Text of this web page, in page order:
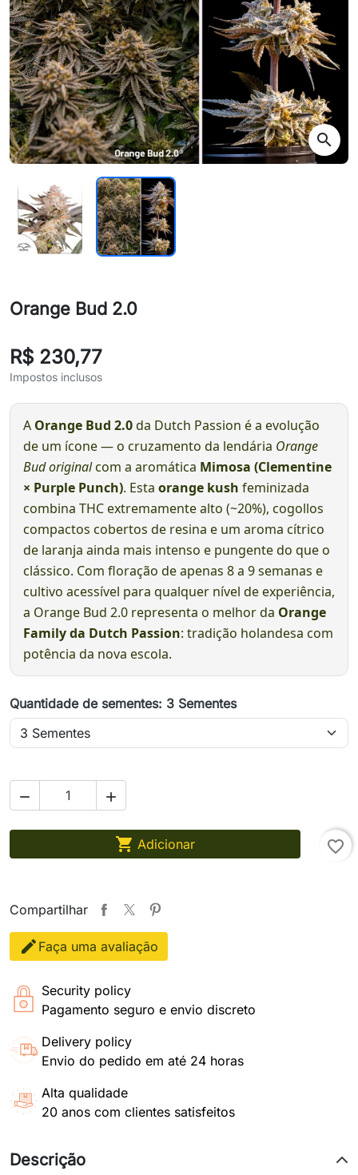
search
Orange Bud 2.0
R$ 230,77
Impostos inclusos
A Orange Bud 2.0da Dutch Passion é a evolução
de um ícone — o cruzamento da lendária Orange
Bud originalcom a aromática Mimosa (Clementine
× Purple Punch). Esta orange kush feminizada
combina THC extremamente alto (~20%), cogollos
compactos cobertos de resina e um aroma cítrico
de laranja ainda mais intenso e pungente do que o
clássico. Com floração de apenas 8 a 9 semanas e
cultivo acessível para qualquer nível de experiência,
a Orange Bud 2.0 representa o melhor da Orange
Family da Dutch Passion: tradição holandesa com
potência da nova escola.
Quantidade de sementes: 3 Sementes
 
 Adicionar favorite_border
Compartilhar
Faça uma avaliação
Security policy
Pagamento seguro e envio discreto
Delivery policy
Envio do pedido em até 24 horas
Alta qualidade
20 anos com clientes satisfeitos
Descrição